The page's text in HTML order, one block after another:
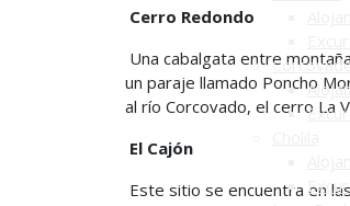
Cerro Redondo
Una cabalgata entre
un paraje llamado Poncho
al río Corcovado, el cerro La
El Cajón
Este sitio se encuentra en